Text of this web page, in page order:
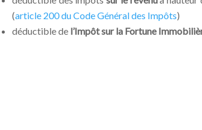
(article 200 du Code Général des Impôts)
déductible de l’Impôt sur la Fortune